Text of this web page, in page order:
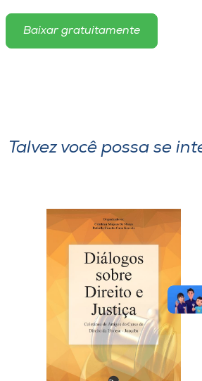
Baixar gratuitamente
Talvez você possa se